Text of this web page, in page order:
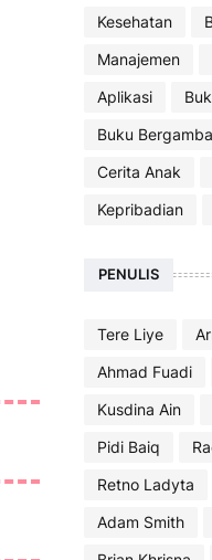
Kesehatan
Manajemen
Aplikasi
Buku
Cerita Anak
Kepribadian
PENULIS
Tere Liye
Ahmad Fuadi
Kusdina Ain
Pidi Baiq
Retno Ladyta
Adam Smith